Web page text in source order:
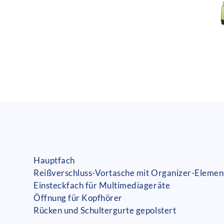
Hauptfach
Reißverschluss-Vortasche mit Organizer-
Einsteckfach für Multimediageräte
Öffnung für Kopfhörer
Rücken und Schultergurte gepolstert